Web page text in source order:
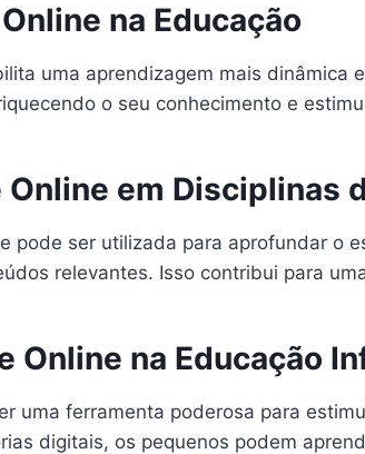
na Educação
uma aprendizagem mais dinâmica
o seu conhecimento e
em Disciplinas
pode ser utilizada para aprofundar o
relevantes. Isso contribui para
na Educação
uma ferramenta poderosa para
digitais, os pequenos podem